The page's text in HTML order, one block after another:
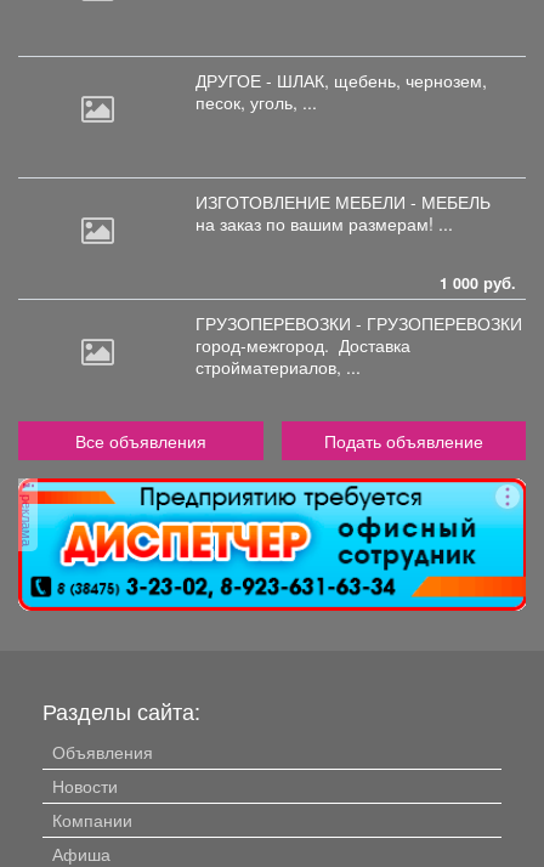
ДРУГОЕ - ШЛАК, щебень, чернозем,
песок, уголь, ...
ИЗГОТОВЛЕНИЕ МЕБЕЛИ - МЕБЕЛЬ
на заказ по вашим размерам! ...
1 000 руб.
ГРУЗОПЕРЕВОЗКИ - ГРУЗОПЕРЕВОЗКИ
город-межгород. Доставка
стройматериалов, ...
Все объявления Подать объявление
реклама
Разделы сайта:
Объявления
Новости
Компании
Афиша